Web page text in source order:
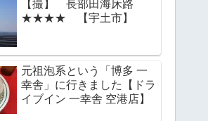
【撮】 長部田海床路
★★★★ 【宇土市】
元祖泡系という「博多 一
幸舎」に行きました【ドラ
イブイン 一幸舎 空港店】